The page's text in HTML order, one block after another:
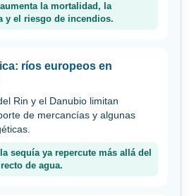
la mortalidad, la
y el riesgo de incendios.
ríos europeos en
Rin y el Danubio limitan
de mercancías y algunas
sequía ya repercute más allá del
de agua.